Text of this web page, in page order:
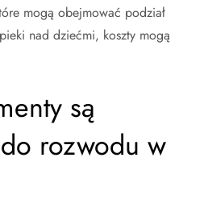
mogą obejmować podział
nad dziećmi, koszty mogą
są
rozwodu w